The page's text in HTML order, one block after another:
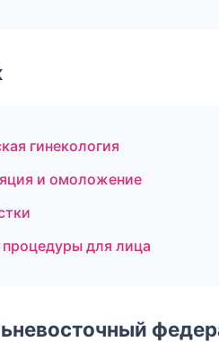
гинекология
и омоложение
для лица